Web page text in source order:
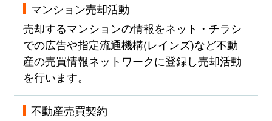
マンション売却活動
売却するマンションの情報をネット・チラシ
での広告や指定流通機構(レインズ)など不動
産の売買情報ネットワークに登録し売却活動
を行います。
不動産売買契約